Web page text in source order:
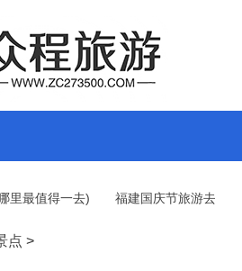
最值得一去) 福建国庆节旅游去哪里
去旅游(适合老人的景点)
点 >